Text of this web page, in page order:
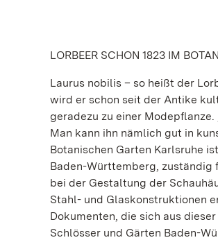
LORBEER SCHON 1823 IM
Laurus nobilis – so heißt der
wird er schon seit der Antike
geradezu zu einer
Man kann ihn nämlich gut in
Botanischen Garten Karlsruhe
Baden-Württemberg, zuständig
bei der Gestaltung der
Stahl- und Glaskonstruktionen
Dokumenten, die sich aus
Schlösser und Gärten Baden-